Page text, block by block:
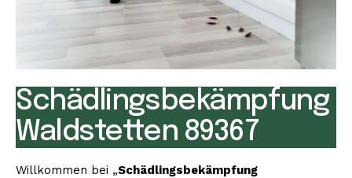
Schädlingsbekämpfung
Waldstetten 89367
Willkommen bei „Schädlingsbekämpfung